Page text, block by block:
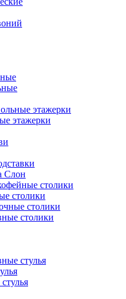
этажерки
этажерки
Слон
столики
столики
столики
столики
стулья